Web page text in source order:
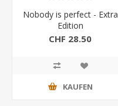
Nobody is perfect - Extra
Edition
CHF 28.50
KAUFEN